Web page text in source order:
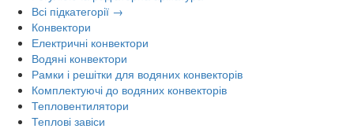
Всі підкатегорії →
Конвектори
Електричні конвектори
Водяні конвектори
Рамки і решітки для водяних конвекторів
Комплектуючі до водяних конвекторів
Тепловентилятори
Теплові завіси